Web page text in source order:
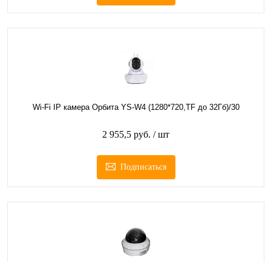
Wi-Fi IP камера Орбита YS-W4 (1280*720,TF до 32Гб)/30
2 955,5 руб. / шт
Подписаться